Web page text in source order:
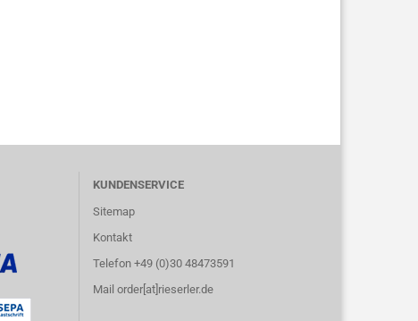
KUNDENSERVICE
Sitemap
Kontakt
Telefon +49 (0)30 48473591
Mail order[at]rieserler.de